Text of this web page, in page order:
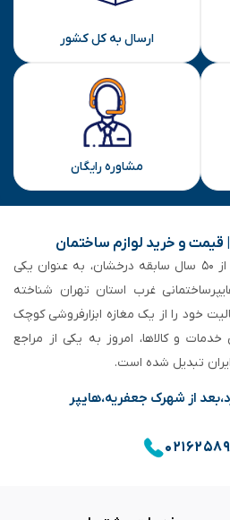
ارسال به کل کشور
مشاوره رایگان
قیمت و خرید لوازم ساختمان
هایپر ساختمانی خاجی‌ با بیش از ۵۰ سال سابقه‌ درخشان، به عنوان یکی
غرب استان تهران شناخته
خود را از یک مغازه ابزارفروشی کوچک
و کالاها، امروز به یکی از مراجع
تبدیل شده است.
از شهرک جعفریه،هایپر